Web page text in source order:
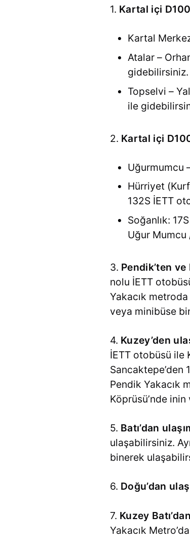
1. Kartal içi
Kartal
Atalar –
gidebilirsiniz.
Topselvi –
ile
2. Kartal içi
Uğurmumcu
Hürriyet
132S İETT
Soğanlık:
Uğur Mumcu
3. Pendik’ten
nolu İETT
Yakacık
veya minibüse
4. Kuzey’den
İETT otobüsü ile
Sancaktepe’den
Pendik Yakacık
Köprüsü’nde
5. Batı’dan
ulaşabilirsiniz.
binerek
6. Doğu’dan
7. Kuzey
Yakacık